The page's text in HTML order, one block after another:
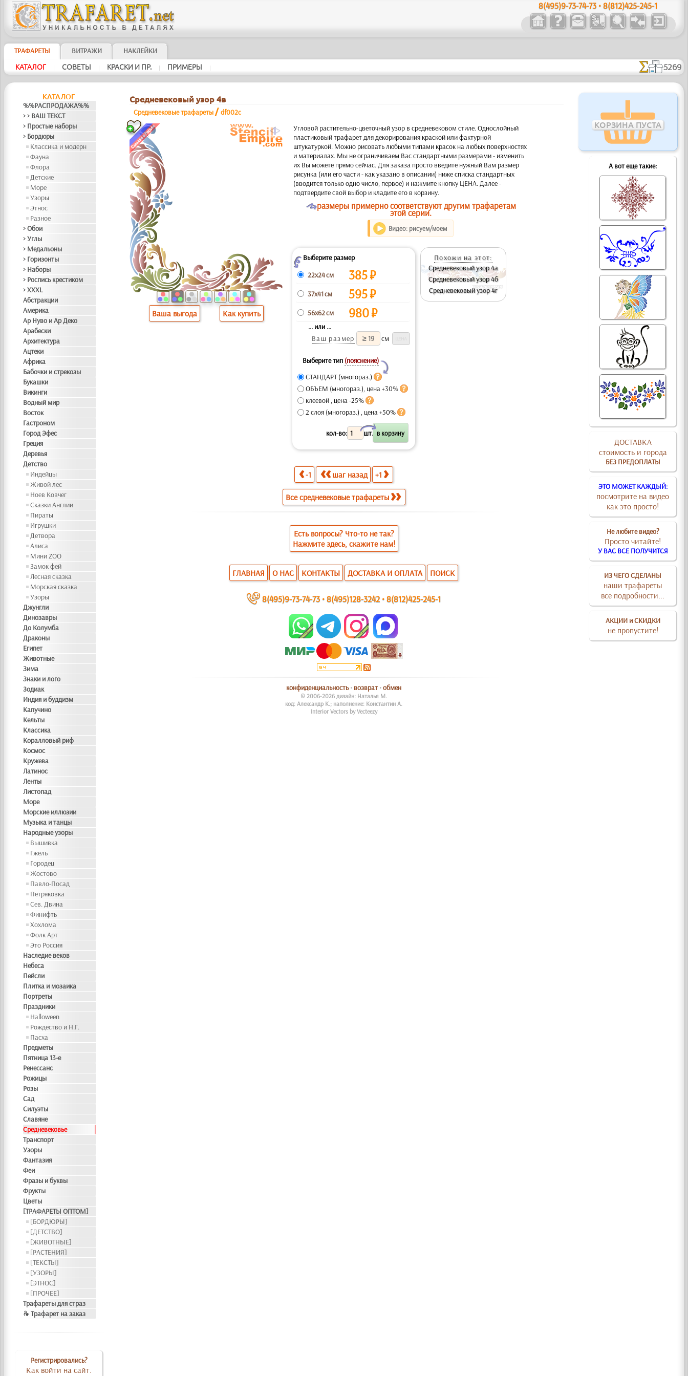
8(495)9-73-74-73 • 8(812)425-245-1
ТРАФАРЕТЫ ВИТРАЖИ НАКЛЕЙКИ
КАТАЛОГ | СОВЕТЫ | КРАСКИ И ПР. | ПРИМЕРЫ | 5269
КАТАЛОГ
%%РАСПРОДАЖА%%
> > ВАШ ТЕКСТ
> Простые наборы
> Бордюры
Классика и модерн
Фауна
Флора
Детские
Море
Узоры
Этнос
Разное
> Обои
> Углы
> Медальоны
> Горизонты
> Наборы
> Роспись крестиком
> XXXL
Абстракции
Америка
Ар Нуво и Ар Деко
Арабески
Архитектура
Ацтеки
Африка
Бабочки и стрекозы
Букашки
Викинги
Водный мир
Восток
Гастроном
Город Эфес
Греция
Деревья
Детство
Индейцы
Живой лес
Ноев Ковчег
Сказки Англии
Пираты
Игрушки
Детвора
Алиса
Мини ZOO
Замок фей
Лесная сказка
Морская сказка
Узоры
Джунгли
Динозавры
До Колумба
Драконы
Египет
Животные
Зима
Знаки и лого
Зодиак
Индия и буддизм
Капучино
Кельты
Классика
Коралловый риф
Космос
Кружева
Латинос
Ленты
Листопад
Море
Морские иллюзии
Музыка и танцы
Народные узоры
Вышивка
Гжель
Городец
Жостово
Павло-Посад
Петряковка
Сев. Двина
Финифть
Хохлома
Фолк Арт
Это Россия
Наследие веков
Небеса
Пейсли
Плитка и мозаика
Портреты
Праздники
Halloween
Рождество и Н.Г.
Пасха
Предметы
Пятница 13-е
Ренессанс
Рожицы
Розы
Сад
Силуэты
Славяне
Средневековье
Транспорт
Узоры
Фантазия
Феи
Фразы и буквы
Фрукты
Цветы
[ТРАФАРЕТЫ ОПТОМ]
[БОРДЮРЫ]
[ДЕТСТВО]
[ЖИВОТНЫЕ]
[РАСТЕНИЯ]
[ТЕКСТЫ]
[УЗОРЫ]
[ЭТНОС]
[ПРОЧЕЕ]
Трафареты для страз
❧ Трафарет на заказ
Регистрировались?
Как войти на сайт.
КОРЗИНА ПУСТА
А вот еще такие:
ДОСТАВКА
стоимость и города
БЕЗ ПРЕДОПЛАТЫ
ЭТО МОЖЕТ КАЖДЫЙ:
посмотрите на видео
как это просто!
Не любите видео?
Просто читайте!
У ВАС ВСЕ ПОЛУЧИТСЯ
ИЗ ЧЕГО СДЕЛАНЫ
наши трафареты
все подробности...
АКЦИИ и СКИДКИ
не пропустите!
Средневековый узор 4в
Средневековые трафареты /df002c
a
Ваша выгода Как купить
Угловой растительно-цветочный узор в средневековом стиле. Однослойный
пластиковый трафарет для декорирования краской или фактурной
штукатуркой. Можно рисовать любыми типами красок на любых поверхностях
и материалах. Мы не ограничиваем Вас стандартными размерами - изменить
их Вы можете прямо сейчас. Для заказа просто введите нужный Вам размер
рисунка (или его части - как указано в описании) ниже списка стандартных
(вводится только одно число, первое) и нажмите кнопку ЦЕНА. Далее -
подтвердите свой выбор и кладите его в корзину.
Oразмеры примерно соответствуют другим трафаретам
этой серии.
Видео: рисуем/моем
ZВыберите размер
22x24 см
385₽
37x41 см 595₽
56x62 см 980₽
... или ...
Ваш размер
см
Выберите тип (пояснение)
Y
СТАНДАРТ (многораз.)
ОБЪЕМ (многораз.), цена +30%
клеевой , цена -25%
2 слоя (многораз.) , цена +50%
кол-во: шт.
X
Похожи на этот:
Средневековый узор 4а
Средневековый узор 4б
Средневековый узор 4г
-1 шаг назад +1
Все средневековые трафареты
Есть вопросы? Что-то не так?
Нажмите здесь, скажите нам!
ГЛАВНАЯ О НАС КОНТАКТЫ ДОСТАВКА И ОПЛАТА ПОИСК
~ 8(495)9-73-74-73 •8(495)128-3242 •8(812)425-245-1
конфиденциальность• возврат •обмен
© 2006-2026 дизайн: Наталья М.
код: Александр К.; наполнение: Константин А.
Interior Vectors by Vecteezy